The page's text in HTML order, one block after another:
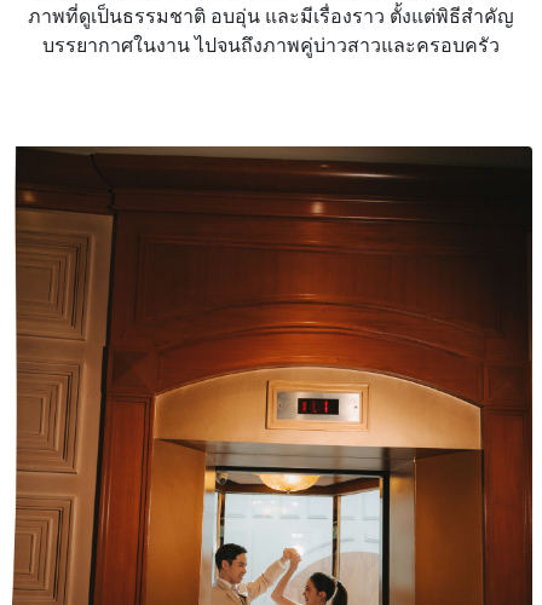
ภาพที่ดูเป็นธรรมชาติ อบอุ่น และมีเรื่องราว ตั้งแต่พิธีสำคัญ
บรรยากาศในงาน ไปจนถึงภาพคู่บ่าวสาวและครอบครัว